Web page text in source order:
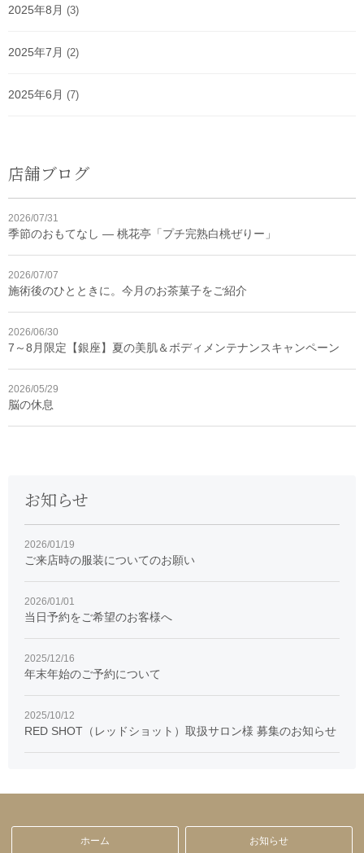
2025年8月 (3)
2025年7月 (2)
2025年6月 (7)
店舗ブログ
2026/07/31
季節のおもてなし ― 桃花亭「プチ完熟白桃ぜりー」
2026/07/07
施術後のひとときに。今月のお茶菓子をご紹介
2026/06/30
7～8月限定【銀座】夏の美肌＆ボディメンテナンスキャンペーン
2026/05/29
脳の休息
お知らせ
2026/01/19
ご来店時の服装についてのお願い
2026/01/01
当日予約をご希望のお客様へ
2025/12/16
年末年始のご予約について
2025/10/12
RED SHOT（レッドショット）取扱サロン様 募集のお知らせ
ホーム お知らせ